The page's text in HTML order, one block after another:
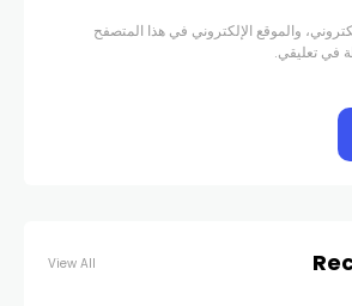
والموقع الإلكتروني في هذا المتصفح
في تعليقي.
View All